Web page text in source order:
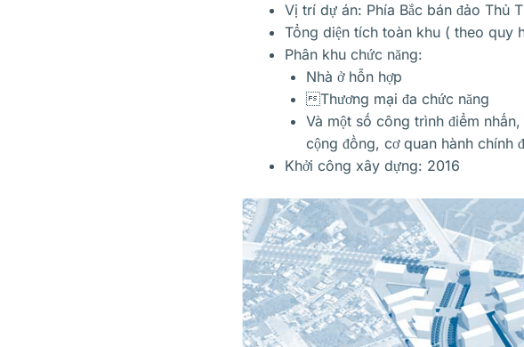
Vị trí dự án: Phía Bắc bán đảo Thủ
Tổng diện tích toàn khu ( theo quy
Phân khu chức năng:
Nhà ở hỗn hợp
Thương mại đa chức năng
Và một số công trình điểm
cộng đồng, cơ quan hành chính
Khởi công xây dựng: 2016